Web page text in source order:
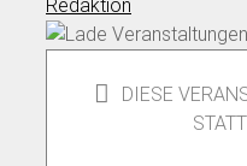
Redaktion
DIESE